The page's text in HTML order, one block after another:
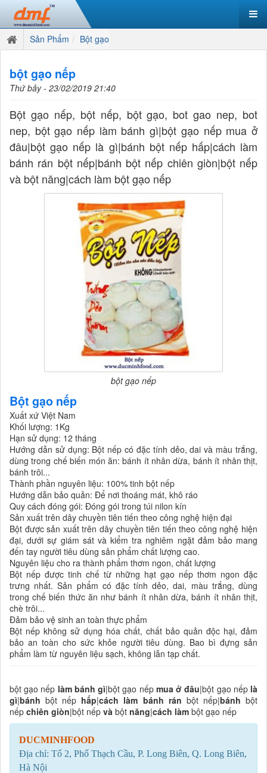
Sản Phẩm Bột gạo
bột gạo nếp
Thứ bảy - 23/02/2019 21:40
Bột gạo nếp, bột nếp, bột gạo, bot gao nep, bot
nep, bột gạo nếp làm bánh gì|bột gạo nếp mua ở
đâu|bột gạo nếp là gì|bánh bột nếp hấp|cách làm
bánh rán bột nếp|bánh bột nếp chiên giòn|bột nếp
và bột năng|cách làm bột gạo nếp
bột gạo nếp
Bột gạo nếp
Xuất xứ Việt Nam
Khối lượng: 1Kg
Hạn sử dụng: 12 tháng
Hướng dẫn sử dụng: Bột nếp có đặc tính dẻo, dai và màu trắng,
dùng trong chế biến món ăn: bánh ít nhân dừa, bánh ít nhân thịt,
bánh trôi...
Thành phần nguyên liệu: 100% tinh bột nếp
Hướng dẫn bảo quản: Để nơi thoáng mát, khô ráo
Quy cách đóng gói: Đóng gói trong túi nilon kín
Sản xuất trên dây chuyền tiên tiến theo công nghệ hiện đại
Bột được sản xuất trên dây chuyền tiên tiến theo công nghệ hiện
đại, dưới sự giám sát và kiểm tra nghiêm ngặt đảm bảo mang
đến tay người tiêu dùng sản phẩm chất lượng cao.
Nguyên liệu cho ra thành phẩm thơm ngon, chất lượng
Bột nếp được tinh chế từ những hạt gạo nếp thơm ngon đặc
trưng nhất. Sản phẩm có đặc tính dẻo, dai, màu trắng, dùng
trong chế biến thức ăn như bánh ít nhân dừa, bánh ít nhân thịt,
chè trôi...
Đảm bảo vệ sinh an toàn thực phẩm
Bột nếp không sử dụng hóa chất, chất bảo quản độc hại, đảm
bảo an toàn cho sức khỏe người tiêu dùng. Bao bì đựng sản
phẩm làm từ nguyên liệu sạch, không lẫn tạp chất.
bột gạo nếp làm bánh gì|bột gạo nếp mua ở đâu|bột gạo nếp là
gì|bánh bột nếp hấp|cách làm bánh rán bột nếp|bánh bột
nếp chiên giòn|bột nếp và bột năng|cách làm bột gạo nếp
DUCMINHFOOD
Địa chỉ: Tổ 2, Phố Thạch Cầu, P. Long Biên, Q. Long Biên,
Hà Nội